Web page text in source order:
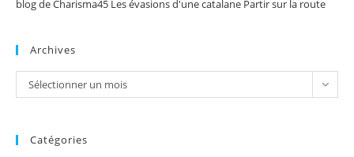
blog de Charisma45 Les évasions d'une catalane Partir sur la route
Archives
Archives
Sélectionner un mois
Catégories